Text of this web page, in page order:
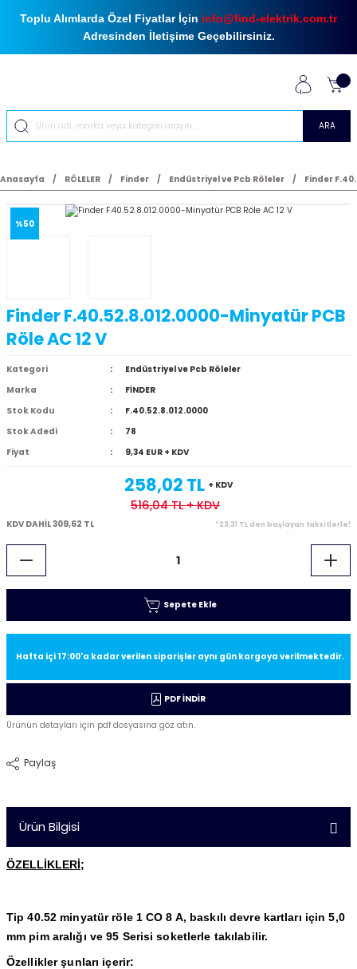
Toplu Alımlarda Özel Fiyatlar İçin info@find-elektrik.com.tr
Adresinden İletişime Geçebilirsiniz.
ARA
Anasayfa RÖLELER Finder Endüstriyel ve Pcb Röleler Finder
%50
Finder F.40.52.8.012.0000-Minyatür PCB
Röle AC 12 V
Kategori
Endüstriyel ve Pcb Röleler
Marka
FİNDER
Stok Kodu
F.40.52.8.012.0000
Stok Adedi
78
Fiyat
9,34 EUR + KDV
258,02 TL + KDV
516,04 TL+ KDV
KDV DAHİL 309,62 TL *23,31 TL den başlayan taksitlerle!
Sepete Ekle
Hafta içi 17:00'a kadar verilen siparişler aynı gün kargoya verilmektedir.
PDF İNDİR
Ürünün detayları için pdf dosyasına göz atın.
Paylaş
Ürün Bilgisi
ÖZELLİKLERİ;
Tip 40.52 minyatür röle 1 CO 8 A, baskılı devre kartları için 5,0
mm pim aralığı ve 95 Serisi soketlerle takılabilir.
Özellikler şunları içerir: